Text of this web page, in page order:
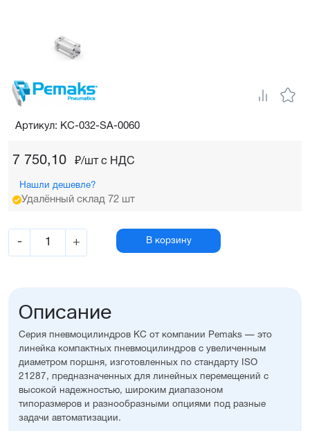
7 750,10 ₽/шт c НДС
Нашли дешевле?
Удалённый склад 72 шт
- + В корзину
Артикул: KC-032-SA-0060
Описание
Серия пневмоцилиндров KC от компании Pemaks — это
линейка компактных пневмоцилиндров с увеличенным
диаметром поршня, изготовленных по стандарту ISO
21287, предназначенных для линейных перемещений с
высокой надежностью, широким диапазоном
типоразмеров и разнообразными опциями под разные
задачи автоматизации.